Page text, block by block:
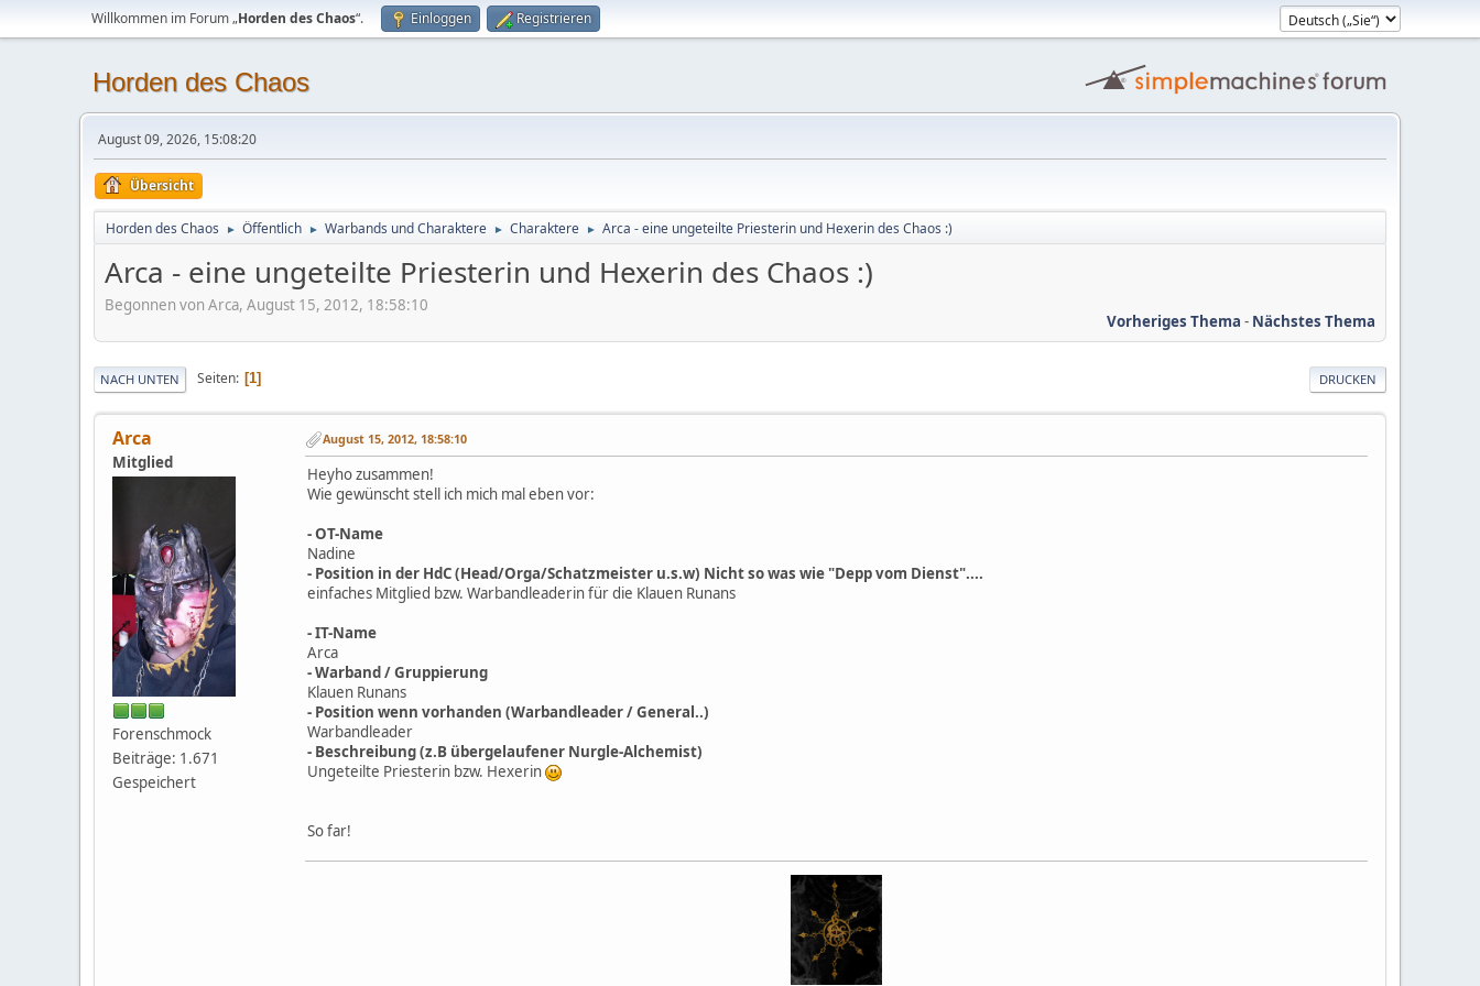
Willkommen im Forum „Horden des Chaos“. Einloggen Registrieren
Horden des Chaos
August 09, 2026, 15:08:20
Übersicht
Horden des Chaos ► Öffentlich ► Warbands und Charaktere ► Charaktere ► Arca - eine ungeteilte Priesterin und Hexerin des Chaos :)
Arca - eine ungeteilte Priesterin und Hexerin des Chaos :)
Begonnen von Arca, August 15, 2012, 18:58:10
Vorheriges Thema - Nächstes Thema
DRUCKEN
NACH UNTEN Seiten 1
Arca
Mitglied
Forenschmock
Beiträge: 1.671
Gespeichert
August 15, 2012, 18:58:10
Heyho zusammen!
Wie gewünscht stell ich mich mal eben vor:
- OT-Name
Nadine
- Position in der HdC (Head/Orga/Schatzmeister u.s.w) Nicht so was wie "Depp vom Dienst"....
einfaches Mitglied bzw. Warbandleaderin für die Klauen Runans
- IT-Name
Arca
- Warband / Gruppierung
Klauen Runans
- Position wenn vorhanden (Warbandleader / General..)
Warbandleader
- Beschreibung (z.B übergelaufener Nurgle-Alchemist)
Ungeteilte Priesterin bzw. Hexerin
So far!